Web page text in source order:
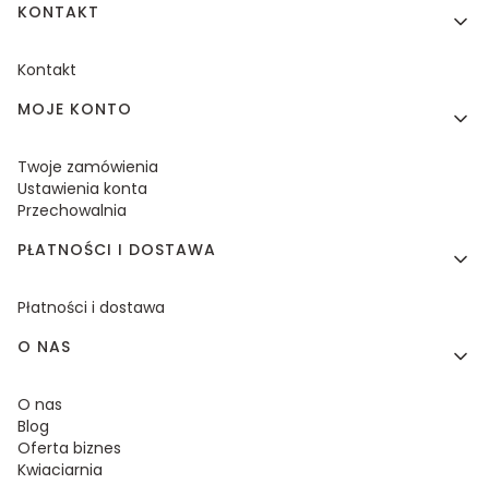
KONTAKT
Kontakt
MOJE KONTO
Twoje zamówienia
Ustawienia konta
Przechowalnia
PŁATNOŚCI I DOSTAWA
Płatności i dostawa
O NAS
O nas
Blog
Oferta biznes
Kwiaciarnia